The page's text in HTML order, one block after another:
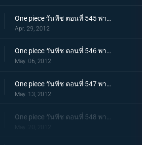
One piece วันพีช ตอนที่ 545 พากย์ไทย เกาะมนุษย์เงือกสั่นไหว! มังกรฟ้าขึ้นเทียบฝั่ง
Apr. 29, 2012
One piece วันพีช ตอนที่ 546 พากย์ไทย โศกนาฏกรรมที่มาอย่างเฉียบพลัน! กระสุนสังหารที่ดับอนาคต
May. 06, 2012
One piece วันพีช ตอนที่ 547 พากย์ไทย กลับสู่ปัจจุบัน! โฮดี้เริ่มเคลื่อนไหว
May. 13, 2012
May. 20, 2012